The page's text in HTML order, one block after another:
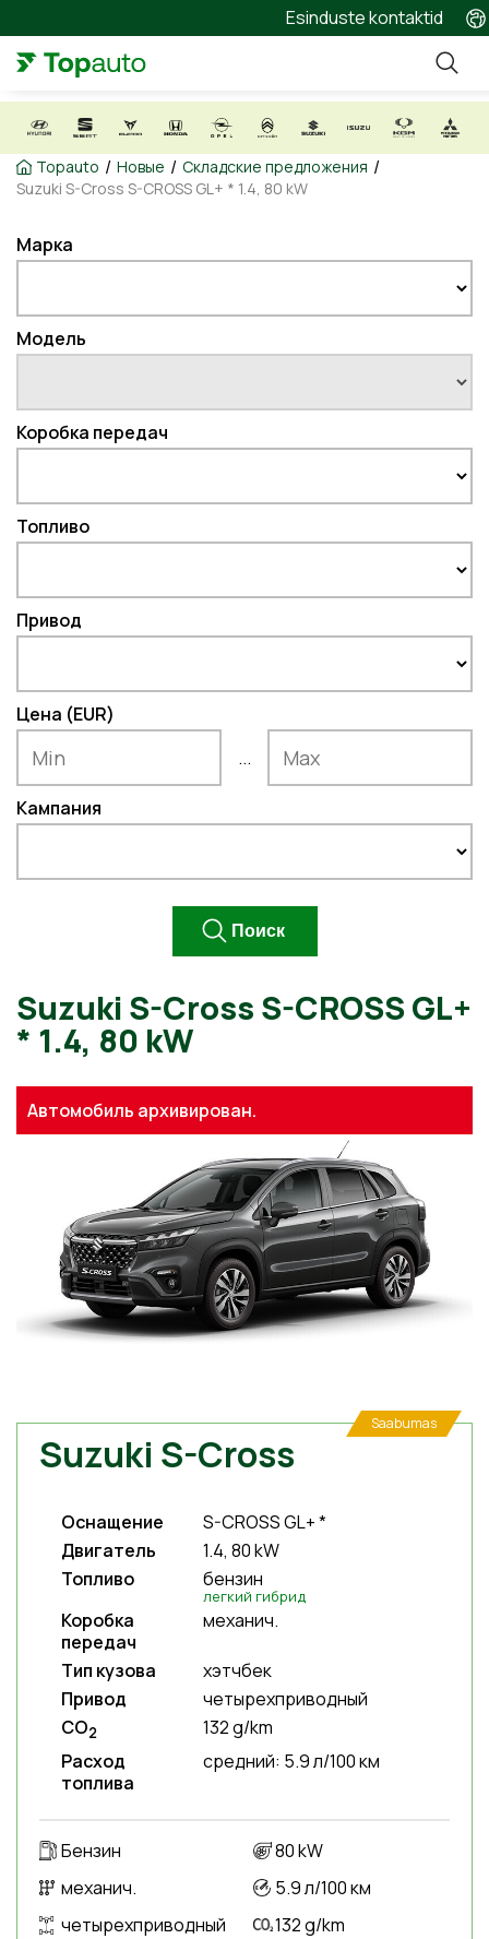
Esinduste kontaktid
Topauto / Новые / Складские предложения /
Suzuki S-Cross S-CROSS GL+ * 1.4, 80 kW
Марка
Модель
Коробка передач
Топливо
Привод
Цена (EUR)
...
Кампания
Suzuki S-Cross S-CROSS
* 1.4, 80 kW
Автомобиль архивирован.
Suzuki S-Cross
Saabumas
Оснащение
S-CROSS GL+ *
Двигатель
1.4, 80 kW
Топливо
бензин
легкий гибрид
Коробка
передач
механич.
Тип кузова
хэтчбек
Привод
четырехприводный
CO2
132 g/km
Расход
топлива
средний: 5.9 л/100 км
Бензин
механич.
четырехприводный
80 kW
5.9 л/100 км
132 g/km